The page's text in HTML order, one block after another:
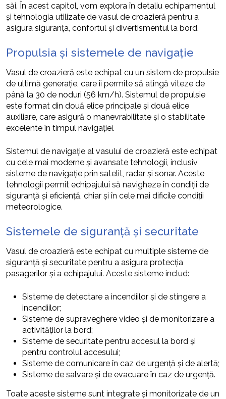
săi. În acest capitol, vom explora în detaliu echipamentul
și tehnologia utilizate de vasul de croazieră pentru a
asigura siguranța, confortul și divertismentul la bord.
Propulsia și sistemele de navigație
Vasul de croazieră este echipat cu un sistem de propulsie
de ultimă generație, care îi permite să atingă viteze de
până la 30 de noduri (56 km/h). Sistemul de propulsie
este format din două elice principale și două elice
auxiliare, care asigură o manevrabilitate și o stabilitate
excelente în timpul navigației.
Sistemul de navigație al vasului de croazieră este echipat
cu cele mai moderne și avansate tehnologii, inclusiv
sisteme de navigație prin satelit, radar și sonar. Aceste
tehnologii permit echipajului să navigheze în condiții de
siguranță și eficiență, chiar și în cele mai dificile condiții
meteorologice.
Sistemele de siguranță și securitate
Vasul de croazieră este echipat cu multiple sisteme de
siguranță și securitate pentru a asigura protecția
pasagerilor și a echipajului. Aceste sisteme includ:
Sisteme de detectare a incendiilor și de stingere a
incendiilor;
Sisteme de supraveghere video și de monitorizare a
activităților la bord;
Sisteme de securitate pentru accesul la bord și
pentru controlul accesului;
Sisteme de comunicare în caz de urgență și de alertă;
Sisteme de salvare și de evacuare în caz de urgență.
Toate aceste sisteme sunt integrate și monitorizate de un